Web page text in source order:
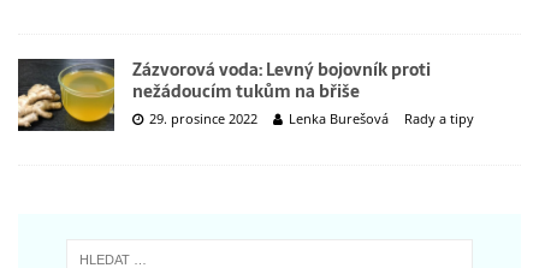
Zázvorová voda: Levný bojovník proti
nežádoucím tukům na břiše
29. prosince 2022 Lenka Burešová Rady a tipy